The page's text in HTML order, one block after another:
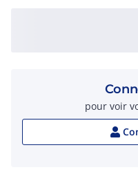
pour voir